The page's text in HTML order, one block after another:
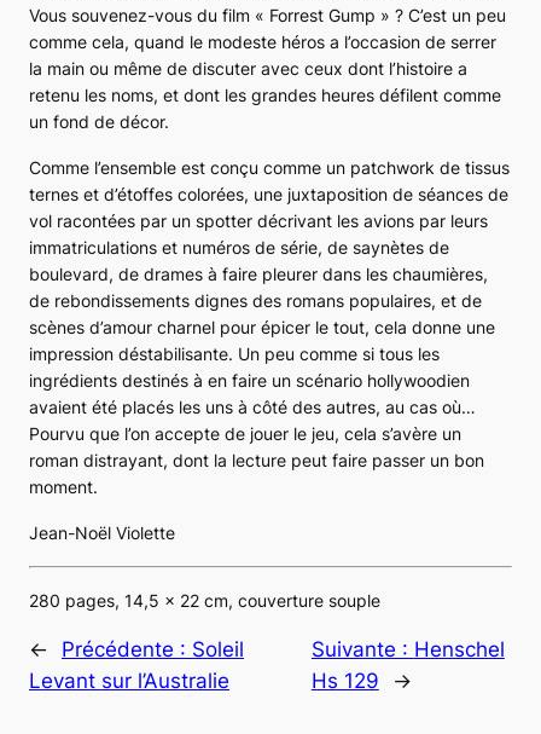
Vous souvenez-vous du film « Forrest Gump » ? C’est un peu
comme cela, quand le modeste héros a l’occasion de serrer
la main ou même de discuter avec ceux dont l’histoire a
retenu les noms, et dont les grandes heures défilent comme
un fond de décor.
Comme l’ensemble est conçu comme un patchwork de tissus
ternes et d’étoffes colorées, une juxtaposition de séances de
vol racontées par un spotter décrivant les avions par leurs
immatriculations et numéros de série, de saynètes de
boulevard, de drames à faire pleurer dans les chaumières,
de rebondissements dignes des romans populaires, et de
scènes d’amour charnel pour épicer le tout, cela donne une
impression déstabilisante. Un peu comme si tous les
ingrédients destinés à en faire un scénario hollywoodien
avaient été placés les uns à côté des autres, au cas où…
Pourvu que l’on accepte de jouer le jeu, cela s’avère un
roman distrayant, dont la lecture peut faire passer un bon
moment.
Jean-Noël Violette
280 pages, 14,5 x 22 cm, couverture souple
← Précédente : Soleil
Levant sur l’Australie
Suivante : Henschel
Hs 129
→